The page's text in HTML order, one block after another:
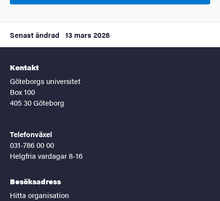
Senast ändrad 13 mars 2026
Kontakt
Göteborgs universitet
Box 100
405 30 Göteborg
Telefonväxel
031-786 00 00
Helgfria vardagar 8-16
Besöksadress
Hitta organisation